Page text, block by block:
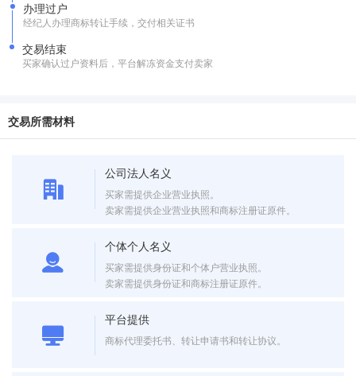
办理过户
经纪人办理商标转让手续，交付相关证书
交易结束
买家确认过户资料后，平台解冻资金支付卖家
交易所需材料
公司法人名义
买家需提供企业营业执照。
卖家需提供企业营业执照和商标注册证原件。
个体个人名义
买家需提供身份证和个体户营业执照。
卖家需提供身份证和商标注册证原件。
平台提供
商标代理委托书、转让申请书和转让协议。